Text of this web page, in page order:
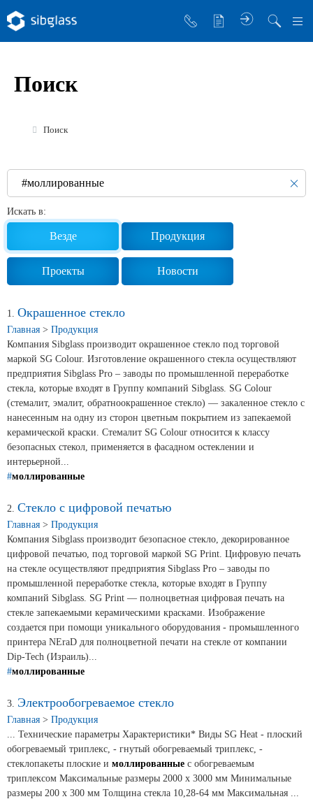
Управляющая компания
Инженер Стеклов
История компании
Политика в области качества
Работа в Sibglass
Новости и события
Продажа недвижимости
Продукция
Листовое стекло
Стекло для строительства и интерьера
Стекло для мебели, оборудования и бытовой техники
Комплектующие для переработки стекла
Светопрозрачные конструкции для розничных
заказчиков
Техподдержка
Сертификаты на продукцию Sibglass Pro
ГОСТы, ТУ и другая техническая документация
Проекты
Контакты
Поиск
Поиск
Искать в:
Везде Продукция
Проекты Новости
1. Окрашенное стекло
Главная > Продукция
Компания Sibglass производит окрашенное стекло под торговой
маркой SG Colour. Изготовление окрашенного стекла осуществляют
предприятия Sibglass Pro – заводы по промышленной переработке
стекла, которые входят в Группу компаний Sibglass. SG Colour
(стемалит, эмалит, обратноокрашенное стекло) — закаленное стекло с
нанесенным на одну из сторон цветным покрытием из запекаемой
керамической краски. Стемалит SG Colour относится к классу
безопасных стекол, применяется в фасадном остеклении и
интерьерной...
#моллированные
2. Стекло с цифровой печатью
Главная > Продукция
Компания Sibglass производит безопасное стекло, декорированное
цифровой печатью, под торговой маркой SG Print. Цифровую печать
на стекле осуществляют предприятия Sibglass Pro – заводы по
промышленной переработке стекла, которые входят в Группу
компаний Sibglass. SG Print — полноцветная цифровая печать на
стекле запекаемыми керамическими красками. Изображение
создается при помощи уникального оборудования - промышленного
принтера NEraD для полноцветной печати на стекле от компании
Dip-Tech (Израиль)...
#моллированные
3. Электрообогреваемое стекло
Главная > Продукция
... Технические параметры Характеристики* Виды SG Heat - плоский
обогреваемый триплекс, - гнутый обогреваемый триплекс, -
стеклопакеты плоские и моллированные с обогреваемым
триплексом Максимальные размеры 2000 х 3000 мм Минимальные
размеры 200 х 300 мм Толщина стекла 10,28-64 мм Максимальная ...